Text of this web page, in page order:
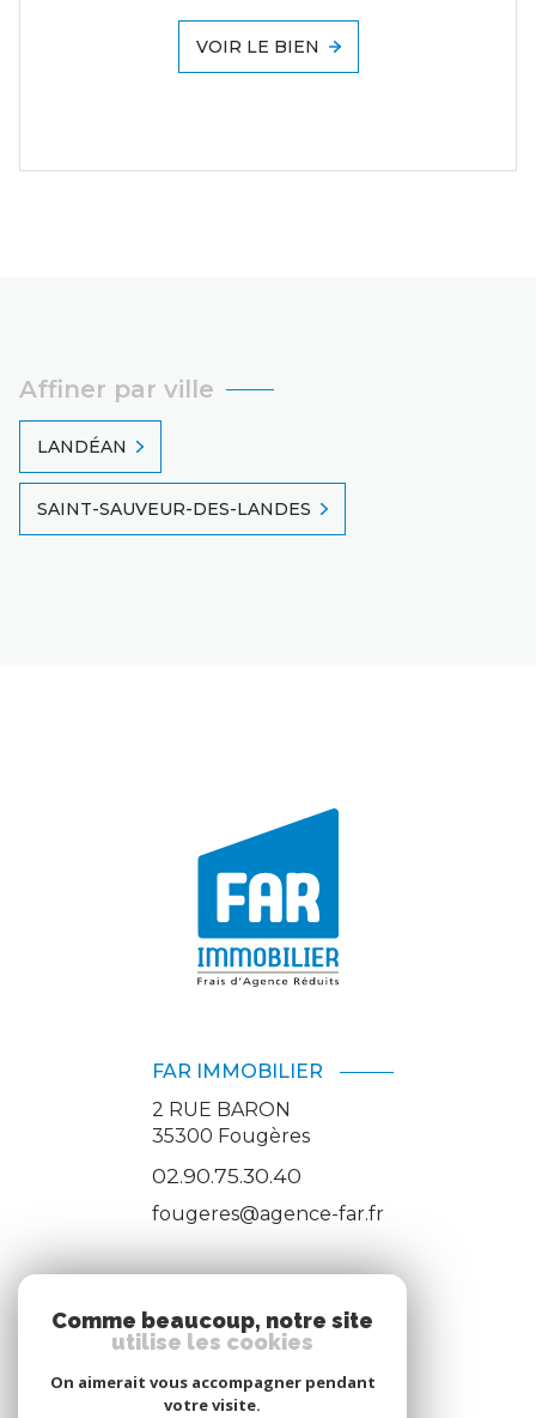
VOIR LE BIEN
Affiner par ville
LANDÉAN
SAINT-SAUVEUR-DES-LANDES
FAR IMMOBILIER
2 RUE BARON
35300 Fougères
02.90.75.30.40
fougeres@agence-far.fr
ADHÉRENTS
Nous adhérons
Comme beaucoup, notre site
utilise les cookies
On aimerait vous accompagner pendant
votre visite.